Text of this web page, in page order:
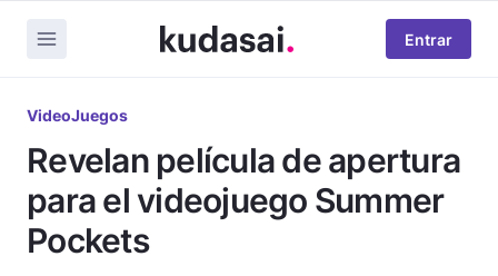
Entrar
VideoJuegos
Revelan película de apertura
para el videojuego Summer
Pockets